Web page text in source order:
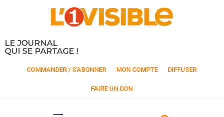
LE JOURNAL
QUI SE PARTAGE !
COMMANDER / S'ABONNER MON COMPTE DIFFUSER
FAIRE UN DON